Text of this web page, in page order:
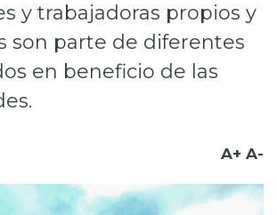
activa
y trabajadoras propios y
son parte de diferentes
en beneficio de las
A+ A-